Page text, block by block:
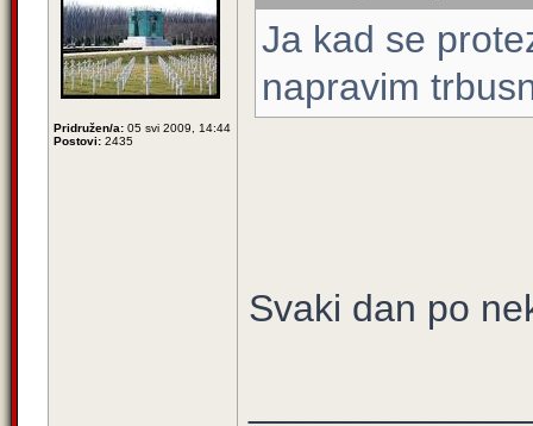
Pridružen/a: 05 svi 2009, 14:44
Postovi: 2435
Ja kad se
napravim
Svaki dan po